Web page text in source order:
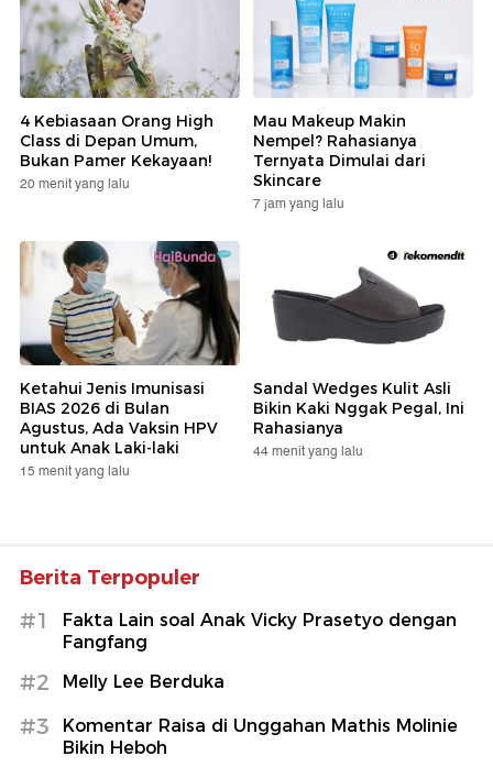
4 Kebiasaan Orang High
Class di Depan Umum,
Bukan Pamer Kekayaan!
20 menit yang lalu
Mau Makeup Makin
Nempel? Rahasianya
Ternyata Dimulai dari
Skincare
7 jam yang lalu
Ketahui Jenis Imunisasi
BIAS 2026 di Bulan
Agustus, Ada Vaksin HPV
untuk Anak Laki-laki
15 menit yang lalu
Sandal Wedges Kulit Asli
Bikin Kaki Nggak Pegal, Ini
Rahasianya
44 menit yang lalu
Berita Terpopuler
#1
Fakta Lain soal Anak Vicky Prasetyo dengan
Fangfang
#2 Melly Lee Berduka
#3
Komentar Raisa di Unggahan Mathis Molinie
Bikin Heboh